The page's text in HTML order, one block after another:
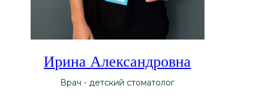
Ирина Александровна
Врач - детский стоматолог